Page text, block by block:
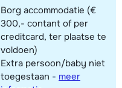
Borg accommodatie (€
300,- contant of per
creditcard, ter plaatse te
voldoen)
Extra persoon/baby niet
toegestaan - meer